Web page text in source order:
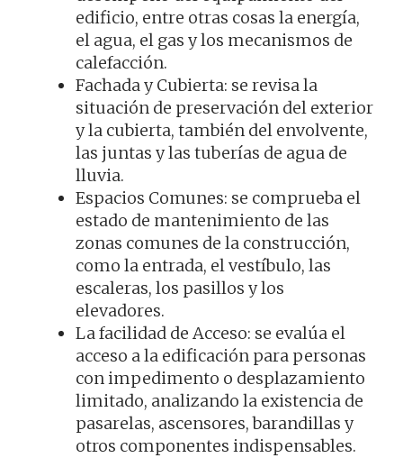
edificio, entre otras cosas la energía,
el agua, el gas y los mecanismos de
calefacción.
Fachada y Cubierta: se revisa la
situación de preservación del exterior
y la cubierta, también del envolvente,
las juntas y las tuberías de agua de
lluvia.
Espacios Comunes: se comprueba el
estado de mantenimiento de las
zonas comunes de la construcción,
como la entrada, el vestíbulo, las
escaleras, los pasillos y los
elevadores.
La facilidad de Acceso: se evalúa el
acceso a la edificación para personas
con impedimento o desplazamiento
limitado, analizando la existencia de
pasarelas, ascensores, barandillas y
otros componentes indispensables.